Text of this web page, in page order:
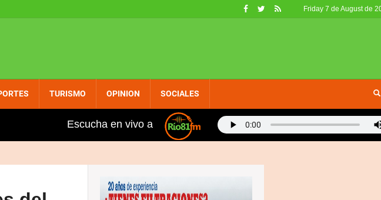
Friday 7 de August de
TURISMO OPINION SOCIALES
ellos varios dominicanos, fueron retirados de circulación en EE. UU. por no
Escucha en vivo a